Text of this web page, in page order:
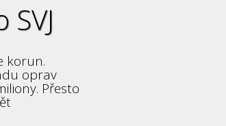
korun.
oprav
Přesto